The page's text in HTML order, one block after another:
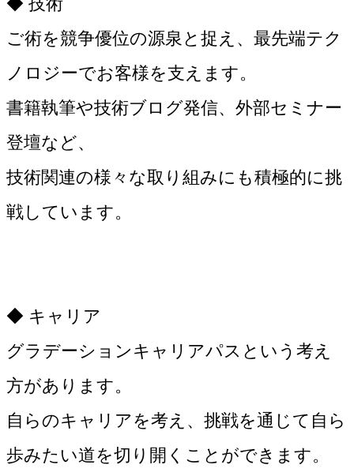
ご術を競争優位の源泉と捉え、最先端テク
ノロジーでお客様を支えます。
書籍執筆や技術ブログ発信、外部セミナー
登壇など、
技術関連の様々な取り組みにも積極的に挑
戦しています。
◆ キャリア
グラデーションキャリアパスという考え
方があります。
自らのキャリアを考え、挑戦を通じて自ら
歩みたい道を切り開くことができます。